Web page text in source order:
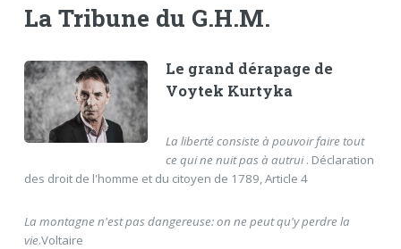
La Tribune du G.H.M.
Le grand dérapage de
Voytek Kurtyka
La liberté consiste à pouvoir faire tout
ce qui ne nuit pas à autrui. Déclaration
des droit de l'homme et du citoyen de 1789, Article 4
La montagne n'est pas dangereuse: on ne peut qu'y perdre la
vie.Voltaire